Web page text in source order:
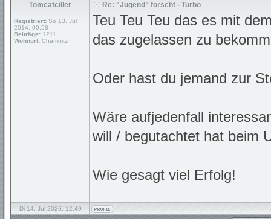
Tomcatciller
Registriert: So 13. Jul
2014, 00:58
Beiträge: 1211
Wohnort: Chemnitz
Re: "Jugend" forscht - Turbo
Teu Teu Teu das es mit
das zugelassen zu
Oder hast du jemand zur
Wäre aufjedenfall
will / begutachtet hat beim
Wie gesagt viel Erfolg!
Di 14. Jul 2026, 12:49